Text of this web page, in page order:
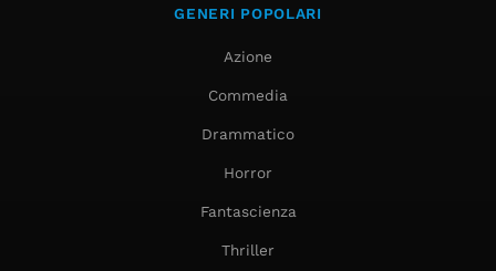
GENERI POPOLARI
Azione
Commedia
Drammatico
Horror
Fantascienza
Thriller